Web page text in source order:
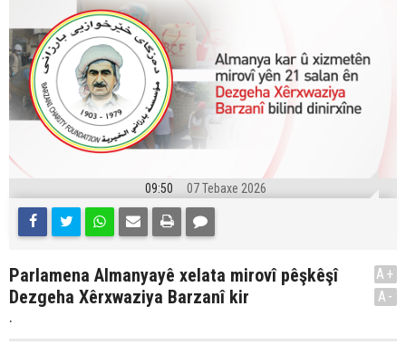
09:50 07 Tebaxe 2026
Parlamena Almanyayê xelata mirovî pêşkêşî
Dezgeha Xêrxwaziya Barzanî kir
.
A+
A-